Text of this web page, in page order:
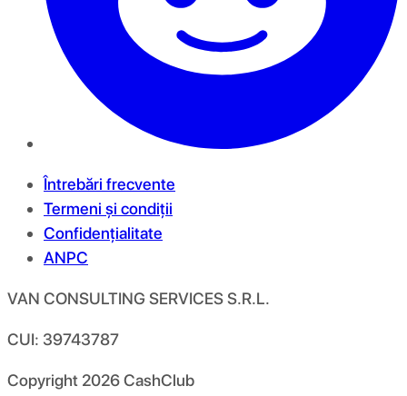
Întrebări frecvente
Termeni și condiții
Confidențialitate
ANPC
VAN CONSULTING SERVICES S.R.L.
CUI: 39743787
Copyright 2026CashClub